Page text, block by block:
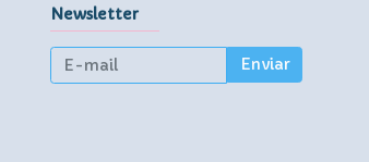
Newsletter
Enviar